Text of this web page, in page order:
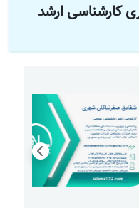
کارشناسی ارشد